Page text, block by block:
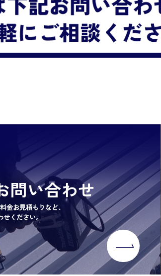
問い合わせ
金お見積もりなど、
せください。